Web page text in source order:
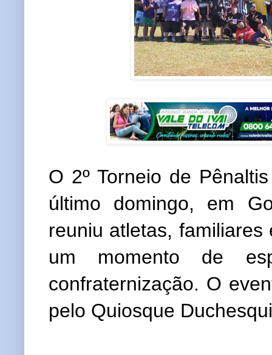
O 2º Torneio de
último domingo, em
reuniu atletas, familiares
um momento de
confraternização. O
pelo Quiosque